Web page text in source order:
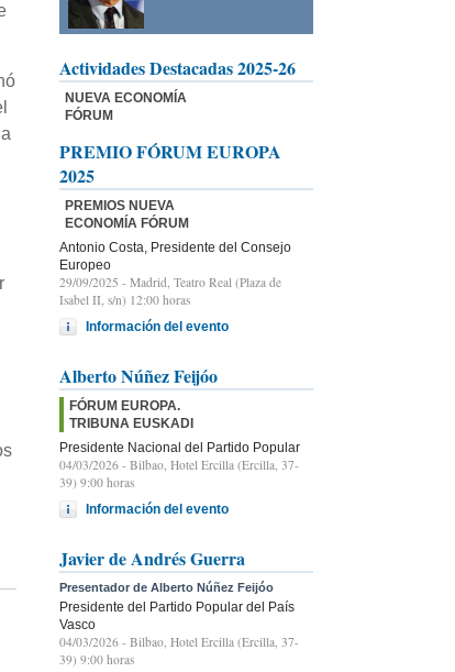
Actividades Destacadas 2025-26
NUEVA ECONOMÍA
FÓRUM
PREMIO FÓRUM EUROPA
2025
PREMIOS NUEVA
ECONOMÍA FÓRUM
Antonio Costa, Presidente del Consejo
Europeo
29/09/2025 - Madrid, Teatro Real (Plaza de
Isabel II, s/n) 12:00 horas
Información del evento
Alberto Núñez Feijóo
FÓRUM EUROPA.
TRIBUNA EUSKADI
Presidente Nacional del Partido Popular
04/03/2026 - Bilbao, Hotel Ercilla (Ercilla, 37-
39) 9:00 horas
Información del evento
Javier de Andrés Guerra
Presentador de Alberto Núñez Feijóo
Presidente del Partido Popular del País
Vasco
04/03/2026 - Bilbao, Hotel Ercilla (Ercilla, 37-
39) 9:00 horas